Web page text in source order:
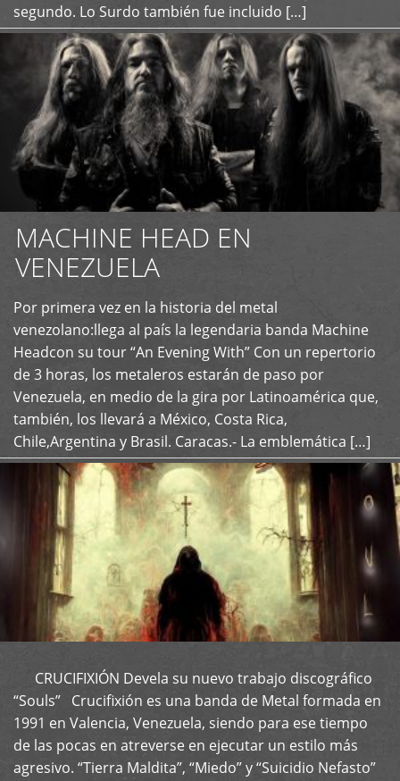
segundo. Lo Surdo también fue incluido […]
MACHINE HEAD EN
VENEZUELA
Por primera vez en la historia del metal
venezolano:llega al país la legendaria banda Machine
Headcon su tour “An Evening With” Con un repertorio
de 3 horas, los metaleros estarán de paso por
Venezuela, en medio de la gira por Latinoamérica que,
también, los llevará a México, Costa Rica,
Chile,Argentina y Brasil. Caracas.- La emblemática […]
+
CRUCIFIXIÓN Devela su nuevo trabajo discográfico
“Souls” Crucifixión es una banda de Metal formada en
1991 en Valencia, Venezuela, siendo para ese tiempo
de las pocas en atreverse en ejecutar un estilo más
agresivo. “Tierra Maldita”, “Miedo” y “Suicidio Nefasto”
+